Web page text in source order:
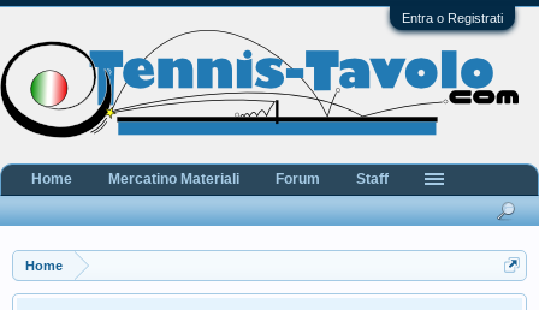
Entra o Registrati
Home
Home Mercatino Materiali Forum Staff